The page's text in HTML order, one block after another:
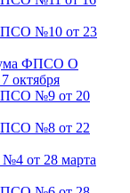
№10 от 23
ФПСО О
октября
№9 от 20
№8 от 22
от 28 марта